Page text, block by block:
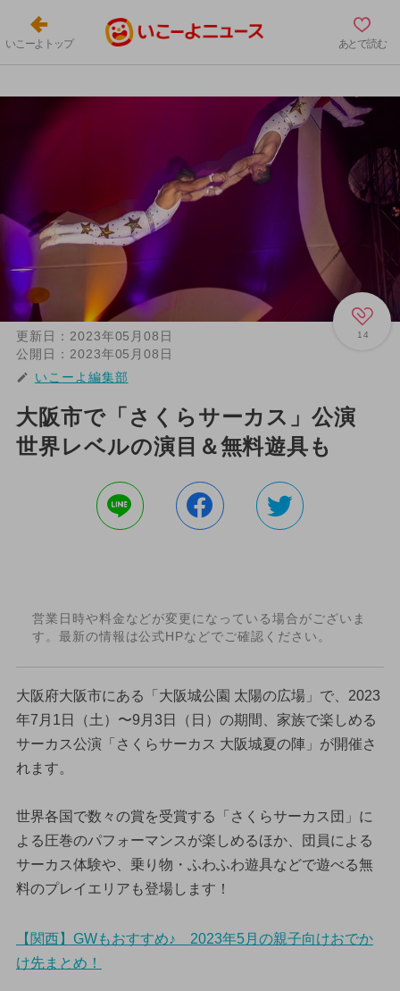
いこーよトップ あとで読む
14
更新日： 2023年05月08日
公開日： 2023年05月08日
いこーよ編集部
大阪市で「さくらサーカス」公演
世界レベルの演目＆無料遊具も
営業日時や料金などが変更になっている場合がございま
す。最新の情報は公式HPなどでご確認ください。
大阪府大阪市にある「大阪城公園 太陽の広場」で、2023
年7月1日（土）〜9月3日（日）の期間、家族で楽しめる
サーカス公演「さくらサーカス 大阪城夏の陣」が開催さ
れます。
世界各国で数々の賞を受賞する「さくらサーカス団」に
よる圧巻のパフォーマンスが楽しめるほか、団員による
サーカス体験や、乗り物・ふわふわ遊具などで遊べる無
料のプレイエリアも登場します！
【関西】GWもおすすめ♪ 2023年5月の親子向けおでか
け先まとめ！